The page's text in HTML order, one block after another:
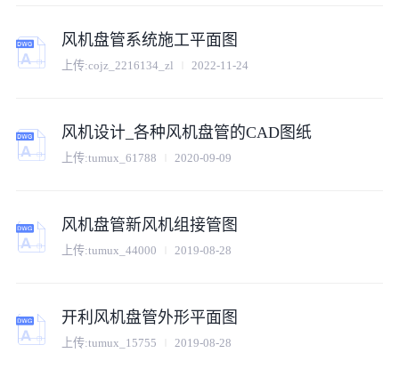
风机盘管系统施工平面图
上传:cojz_2216134_zl 2022-11-24
风机设计_各种风机盘管的CAD图纸
上传:tumux_61788 2020-09-09
风机盘管新风机组接管图
上传:tumux_44000 2019-08-28
开利风机盘管外形平面图
上传:tumux_15755 2019-08-28